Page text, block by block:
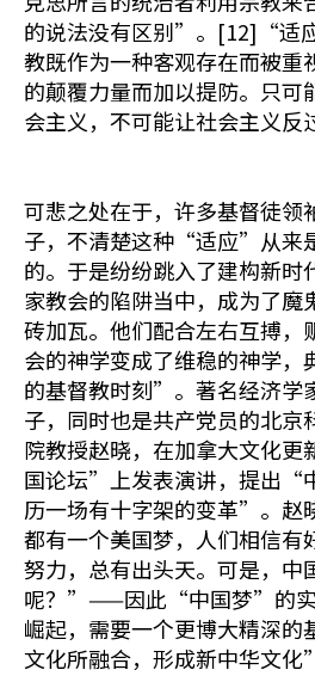
的说法没有区别”。[12]“适
教既作为一种客观存在而被重
的颠覆力量而加以提防。只可
会主义，不可能让社会主义反
可悲之处在于，许多基督徒领
子，不清楚这种“适应”从来
的。于是纷纷跳入了建构新时
家教会的陷阱当中，成为了魔
砖加瓦。他们配合左右互搏，
会的神学变成了维稳的神学
的基督教时刻”。著名经济学
子，同时也是共产党员的北京
院教授赵晓，在加拿大文化
国论坛”上发表演讲，提出“
历一场有十字架的变革”。赵
都有一个美国梦，人们相信有
努力，总有出头天。可是，中
呢？”——因此“中国梦”的
崛起，需要一个更博大精深的
文化所融合，形成新中华文